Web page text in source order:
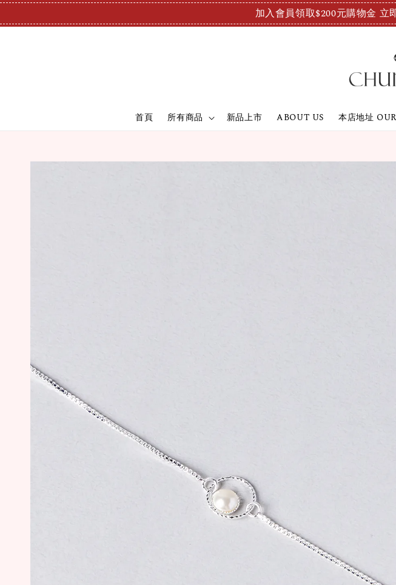
加入會員領取$200元購物金
首頁 所有商品 新品上市 ABOUT US 本店地址